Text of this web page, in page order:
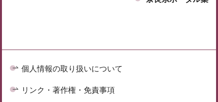
個人情報の取り扱いについて
リンク・著作権・免責事項